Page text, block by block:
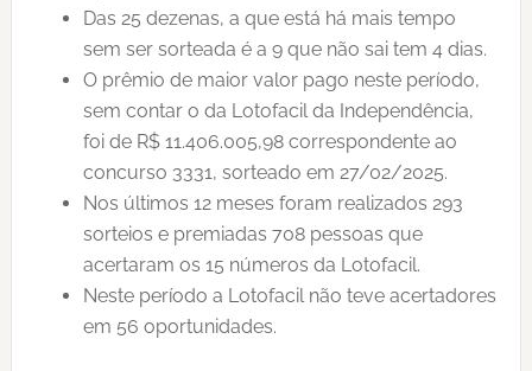
Das 25 dezenas, a que está há mais tempo
sem ser sorteada é a 9 que não sai tem 4 dias.
O prêmio de maior valor pago neste período,
sem contar o da Lotofacil da Independência,
foi de R$ 11.406.005,98 correspondente ao
concurso 3331, sorteado em 27/02/2025.
Nos últimos 12 meses foram realizados 293
sorteios e premiadas 708 pessoas que
acertaram os 15 números da Lotofacil.
Neste período a Lotofacil não teve acertadores
em 56 oportunidades.